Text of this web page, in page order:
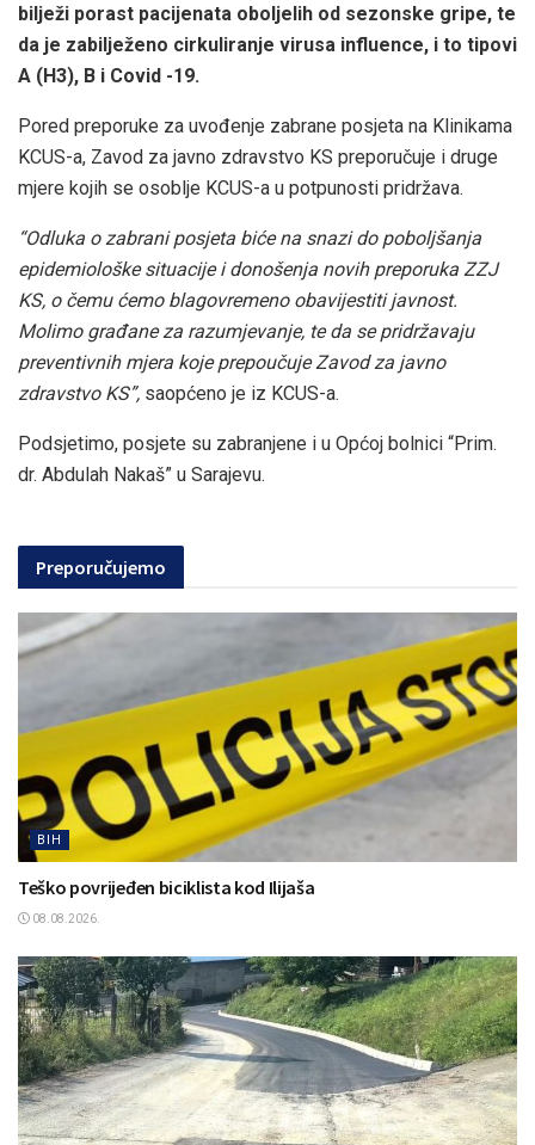
bilježi porast pacijenata oboljelih od sezonske gripe, te
da je zabilježeno cirkuliranje virusa influence, i to tipovi
A (H3), B i Covid -19.
Pored preporuke za uvođenje zabrane posjeta na Klinikama
KCUS-a, Zavod za javno zdravstvo KS preporučuje i druge
mjere kojih se osoblje KCUS-a u potpunosti pridržava.
“Odluka o zabrani posjeta biće na snazi do poboljšanja
epidemiološke situacije i donošenja novih preporuka ZZJ
KS, o čemu ćemo blagovremeno obavijestiti javnost.
Molimo građane za razumjevanje, te da se pridržavaju
preventivnih mjera koje prepoučuje Zavod za javno
zdravstvo KS”, saopćeno je iz KCUS-a.
Podsjetimo, posjete su zabranjene i u Općoj bolnici “Prim.
dr. Abdulah Nakaš” u Sarajevu.
Preporučujemo
BIH
Teško povrijeđen biciklista kod Ilijaša
08.08.2026.